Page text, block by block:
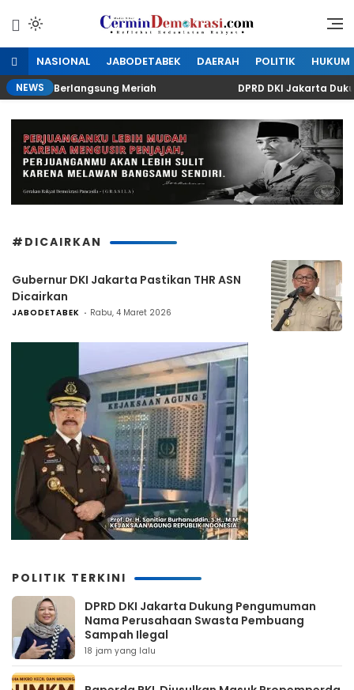
konten
CerminDemokrasi.com
Refleksi Kedaulatan Rakyat
NASIONAL JABODETABEK DAERAH POLITIK HUKUM
NEWSBerlangsung Meriah DPRD DKI Jakarta
#DICAIRKAN
Gubernur DKI Jakarta Pastikan THR ASN
Dicairkan
JABODETABEK Rabu, 4 Maret 2026
POLITIK TERKINI
DPRD DKI Jakarta Dukung Pengumuman
Nama Perusahaan Swasta Pembuang
Sampah Ilegal
18 jam yang lalu